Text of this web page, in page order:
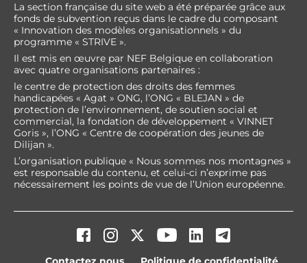
La section française du site web a été préparée grâce aux
fonds de subvention reçus dans le cadre du composant
« Innovation des modèles organisationnels » du
programme « STRIVE ».
Il est mis en œuvre par NEF Belgique en collaboration
avec quatre organisations partenaires :
le centre de protection des droits des femmes
handicapées « Agat » ONG, l’ONG « BLEJAN » de
protection de l’environnement, de soutien social et
commercial, la fondation de développement « VINNET
Goris », l’ONG « Centre de coopération des jeunes de
Dilijan ».
L’organisation publique « Nous sommes nos montagnes »
est responsable du contenu, et celui-ci n’exprime pas
nécessairement les points de vue de l’Union européenne.